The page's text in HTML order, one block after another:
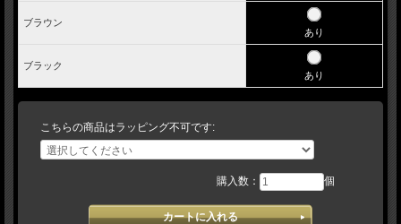
ブラウン
あり
ブラック
あり
こちらの商品はラッピング不可です:
購入数： 個